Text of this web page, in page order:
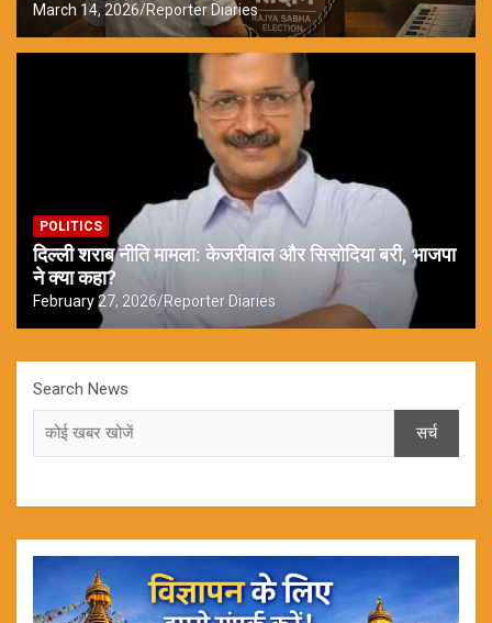
March 14, 2026 Reporter Diaries
POLITICS
दिल्ली शराब नीति मामला: केजरीवाल और सिसोदिया बरी, भाजपा
ने क्या कहा?
February 27, 2026 Reporter Diaries
Search News
सर्च